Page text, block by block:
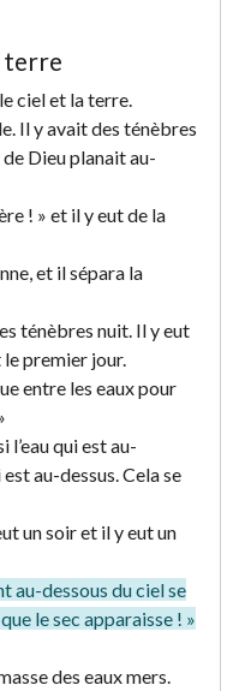
terre
ciel et la terre.
Il y avait des ténèbres
de Dieu planait au-
! » et il y eut de la
et il sépara la
ténèbres nuit. Il y eut
premier jour.
entre les eaux pour
l’eau qui est au-
au-dessus. Cela se
un soir et il y eut un
au-dessous du ciel se
le sec apparaisse ! »
des eaux mers.